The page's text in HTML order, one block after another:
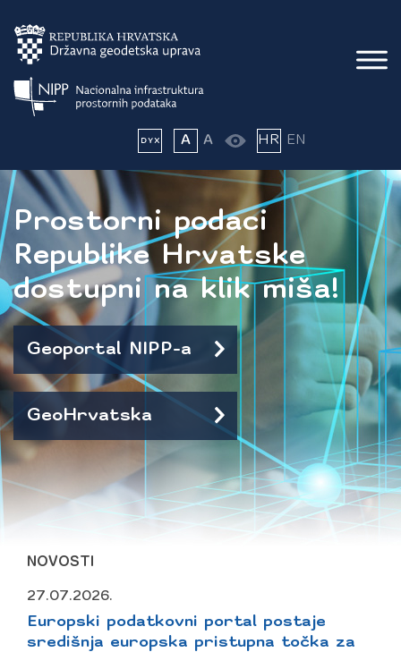
A A HR EN
Prostorni podaci
Republike Hrvatske
dostupni na klik miša!
Geoportal NIPP-a
GeoHrvatska
NOVOSTI
27.07.2026.
Europski podatkovni portal postaje
središnja europska pristupna točka za